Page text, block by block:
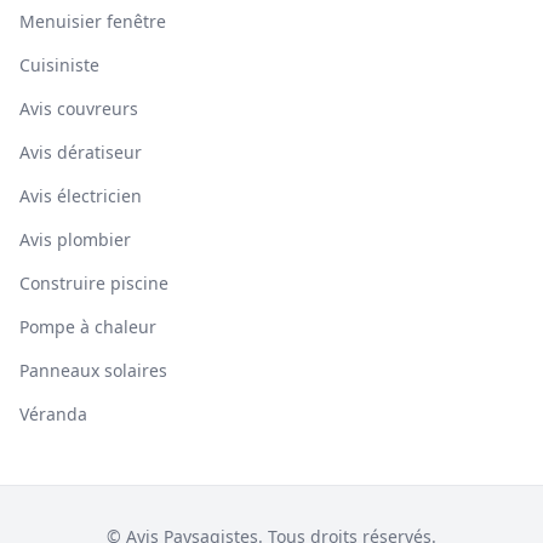
Menuisier fenêtre
Cuisiniste
Avis couvreurs
Avis dératiseur
Avis électricien
Avis plombier
Construire piscine
Pompe à chaleur
Panneaux solaires
Véranda
© Avis Paysagistes. Tous droits réservés.